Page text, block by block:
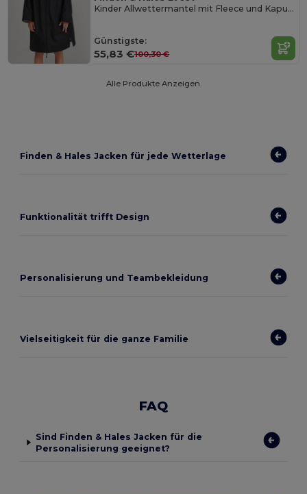
Kinder Allwettermantel mit Fleece und Kapuze
Günstigste:
55,83 €100,30 €
Alle Produkte Anzeigen.
Finden & Hales Jacken für jede Wetterlage
Funktionalität trifft Design
Personalisierung und Teambekleidung
Vielseitigkeit für die ganze Familie
FAQ
Sind Finden & Hales Jacken für die
Personalisierung geeignet?